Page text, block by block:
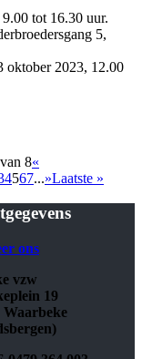
tot 16.30 uur.
5,
oktober 2023, 12.00
8«
4567...»Laatste »
ons
vzw
19
Waarbeke